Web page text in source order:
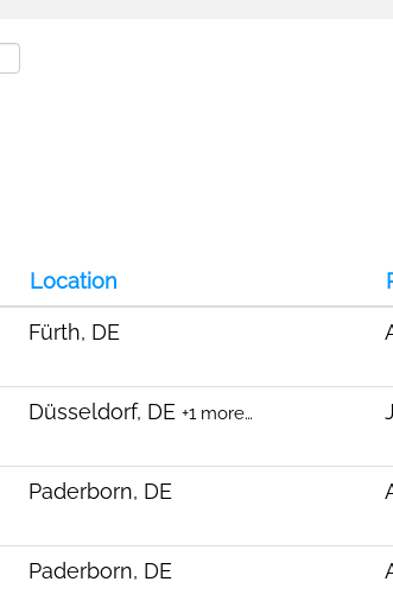
Location
Fürth, DE
Düsseldorf, DE +1 more…
Paderborn, DE
Paderborn, DE